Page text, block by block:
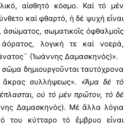
αἰσθητό κόσμο. Καί τό μέν
καί φθαρτό, ἡ δέ ψυχή εἶναι
σωματικοῖς ὀφθαλμοῖς
ἀόρατος, λογική τε καί νοερά,
(Ἰωάννης Δαμασκηνός)».
δημιουργοῦνται ταυτόχρονα
συλλήψεως». «Ἅμα δέ τό
οὐ τό μέν πρῶτον, τό δέ
Δαμασκηνός). Μέ ἄλλα λόγια
του κύτταρο τό ἔμβρυο εἶναι